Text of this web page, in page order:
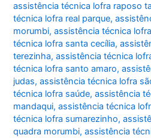
assistência técnica lofra raposo
técnica lofra real parque,
morumbi,assistência técnica
técnica lofra santa cecília,
terezinha,assistência técnica
técnica lofra santo amaro,
judas,assistência técnica lofra
técnica lofra saúde,assistência
mandaqui,assistência técnica
técnica lofra sumarezinho,
quadra morumbi,assistência